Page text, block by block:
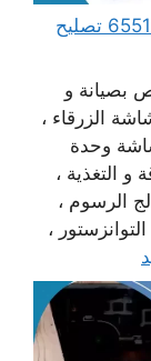
مهندس كمبيوتر العارضية الصناعية 65511033 تصليح
بصيانة و
الزرقاء ،
وحدة
التغذية ،
الرسوم ،
،